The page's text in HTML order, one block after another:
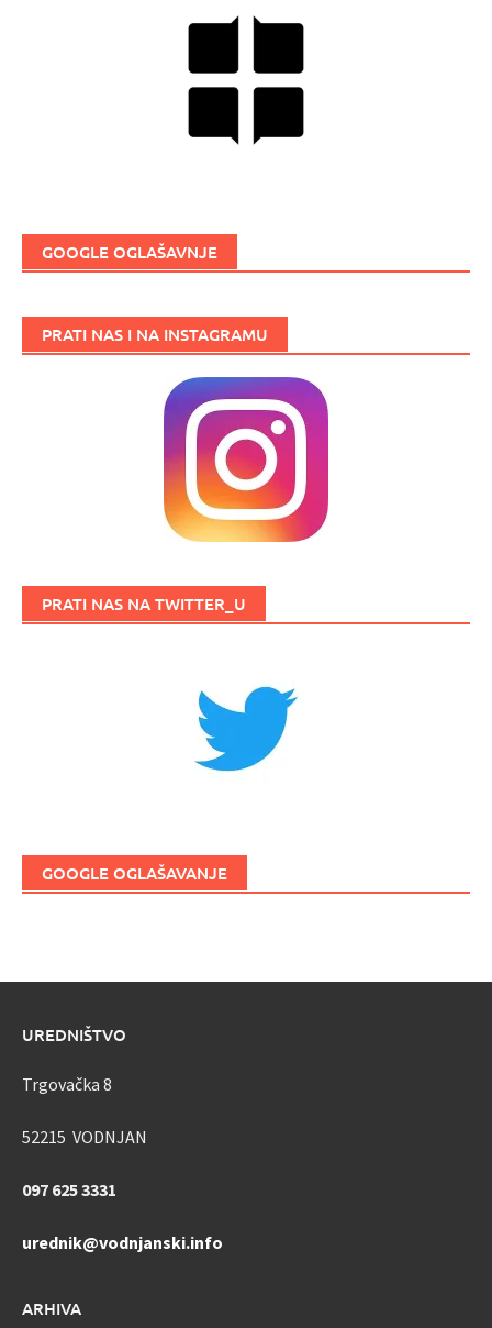
GOOGLE OGLAŠAVNJE
PRATI NAS I NA INSTAGRAMU
PRATI NAS NA TWITTER_U
GOOGLE OGLAŠAVANJE
UREDNIŠTVO
Trgovačka 8
52215 VODNJAN
097 625 3331
urednik@vodnjanski.info
ARHIVA